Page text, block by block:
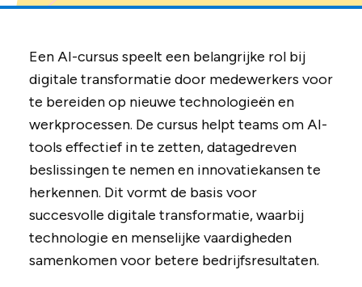
Een AI-cursus speelt een belangrijke rol bij
digitale transformatie door medewerkers voor
te bereiden op nieuwe technologieën en
werkprocessen. De cursus helpt teams om AI-
tools effectief in te zetten, datagedreven
beslissingen te nemen en innovatiekansen te
herkennen. Dit vormt de basis voor
succesvolle digitale transformatie, waarbij
technologie en menselijke vaardigheden
samenkomen voor betere bedrijfsresultaten.